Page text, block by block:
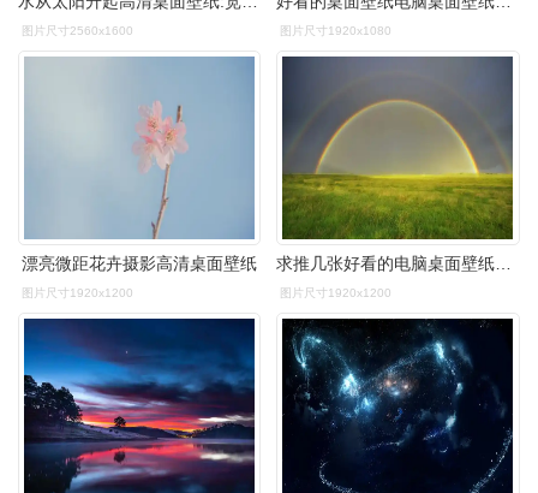
图片尺寸2560x1600 图片尺寸1920x1080
漂亮微距花卉摄影高清桌面壁纸
图片尺寸1920x1200 图片尺寸1920x1200